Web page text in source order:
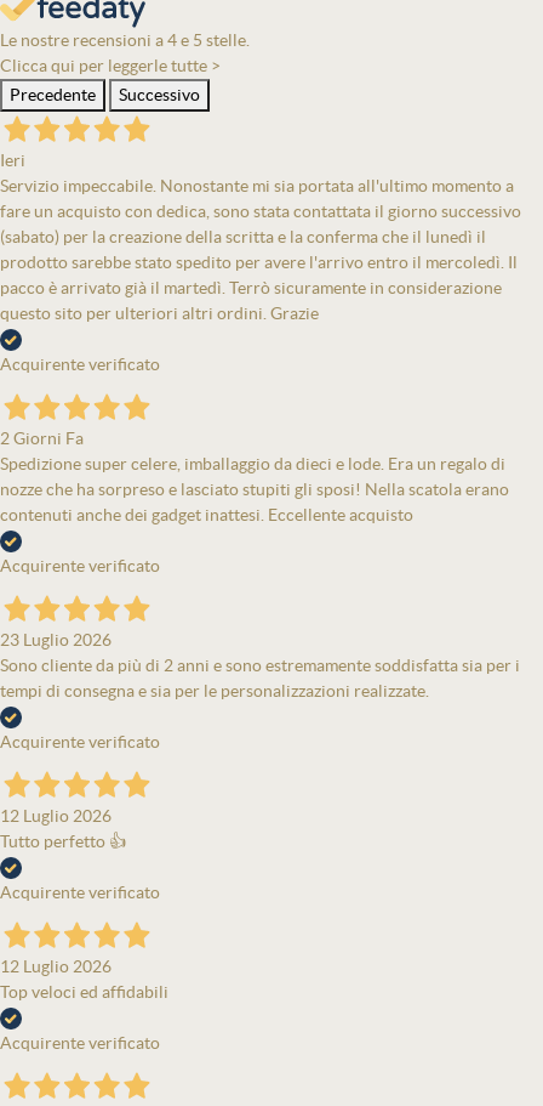
Le nostre recensioni a 4 e 5 stelle.
Clicca qui per leggerle tutte >
Precedente
Successivo
Ieri
Servizio impeccabile. Nonostante mi sia portata all'ultimo momento a
fare un acquisto con dedica, sono stata contattata il giorno successivo
(sabato) per la creazione della scritta e la conferma che il lunedì il
prodotto sarebbe stato spedito per avere l'arrivo entro il mercoledì. Il
pacco è arrivato già il martedì. Terrò sicuramente in considerazione
questo sito per ulteriori altri ordini. Grazie
Acquirente verificato
2 Giorni Fa
Spedizione super celere, imballaggio da dieci e lode. Era un regalo di
nozze che ha sorpreso e lasciato stupiti gli sposi! Nella scatola erano
contenuti anche dei gadget inattesi. Eccellente acquisto
Acquirente verificato
23 Luglio 2026
Sono cliente da più di 2 anni e sono estremamente soddisfatta sia per i
tempi di consegna e sia per le personalizzazioni realizzate.
Acquirente verificato
12 Luglio 2026
Tutto perfetto 👍
Acquirente verificato
12 Luglio 2026
Top veloci ed affidabili
Acquirente verificato